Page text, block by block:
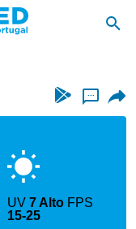
...
UV7 Alto FPS
15-25